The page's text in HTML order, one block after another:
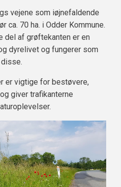
vejene som iøjnefaldende
ca. 70 ha. i Odder Kommune.
del af grøftekanten er en
dyrelivet og fungerer som
er vigtige for bestøvere,
giver trafikanterne